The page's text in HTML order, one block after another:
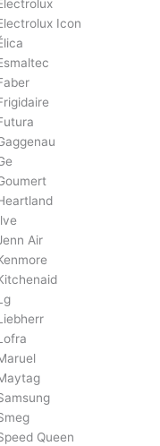
Icon
Air
Queen